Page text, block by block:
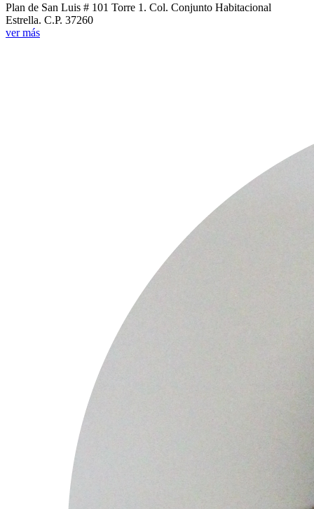
Plan de San Luis # 101 Torre 1. Col. Conjunto Habitacional
Estrella. C.P. 37260
ver más